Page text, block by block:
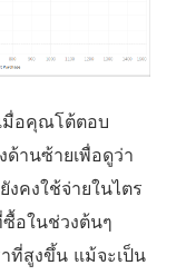
มื่อคุณโต้ตอบ
ด้านซ้ายเพื่อดูว่า
คงใช้จ่ายในไตร
ซื้อในช่วงต้นๆ
ที่สูงขึ้น แม้จะเป็น